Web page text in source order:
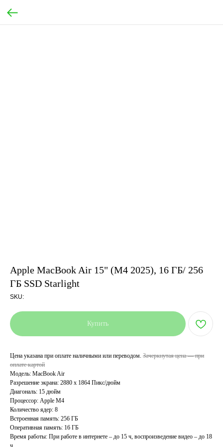
Apple MacBook Air 15" (M4 2025), 16 ГБ/ 256
ГБ SSD Starlight
SKU:
Купить
Цена указана при оплате наличными или переводом. Зачеркнутая цена — при
оплате картой
Модель: MacBook Air
Разрешение экрана: 2880 x 1864 Пикс/дюйм
Диагональ: 15 дюйм
Процессор: Apple M4
Количество ядер: 8
Встроенная память: 256 ГБ
Оперативная память: 16 ГБ
Время работы: При работе в интернете – до 15 ч, воспроизведение видео – до 18
ч